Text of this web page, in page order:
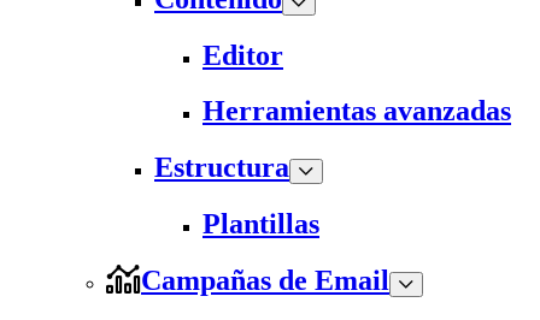
Editor
Herramientas avanzadas
Estructura
Plantillas
Campañas de Email